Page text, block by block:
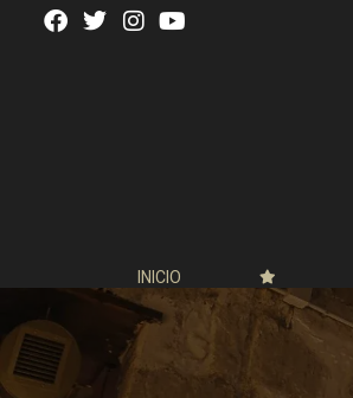
INICIO